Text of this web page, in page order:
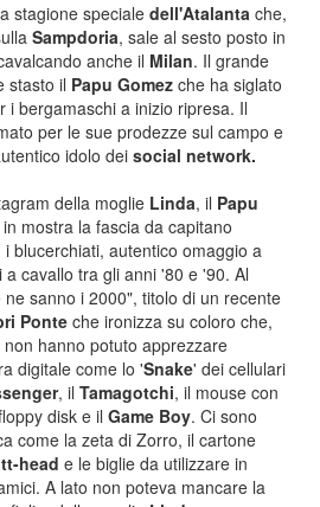
stagione speciale dell'Atalanta che,
Sampdoria, sale al sesto posto in
anche il Milan. Il grande
stasto il Papu Gomez che ha siglato
i bergamaschi a inizio ripresa. Il
per le sue prodezze sul campo e
idolo dei social network.
della moglie Linda, il Papu
mostra la fascia da capitano
blucerchiati, autentico omaggio a
cavallo tra gli anni '80 e '90. Al
sanno i 2000", titolo di un recente
Ponteche ironizza su coloro che,
hanno potuto apprezzare
digitale come lo 'Snake' dei cellulari
, il Tamagotchi, il mouse con
disk e il Game Boy. Ci sono
come la zeta di Zorro, il cartone
head e le biglie da utilizzare in
A lato non poteva mancare la